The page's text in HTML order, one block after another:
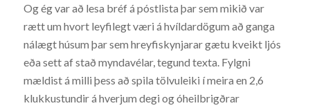
Og ég var að lesa bréf á póstlista þar sem mikið var
rætt um hvort leyfilegt væri á hvíldardögum að ganga
nálægt húsum þar sem hreyfiskynjarar gætu kveikt ljós
eða sett af stað myndavélar, tegund texta. Fylgni
mældist á milli þess að spila tölvuleiki í meira en 2,6
klukkustundir á hverjum degi og óheilbrigðrar